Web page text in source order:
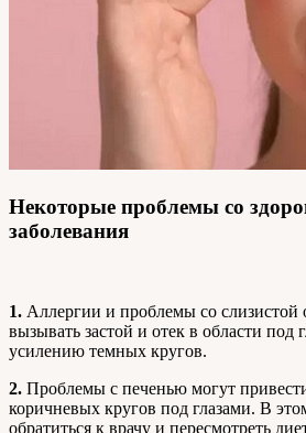
Некоторые проблемы со
заболевания
1. Аллергии и проблемы со слизистой
вызывать застой и отек в области под
усилению темных кругов.
2. Проблемы с печенью могут
коричневых кругов под глазами. В
обратиться к врачу и пересмотреть